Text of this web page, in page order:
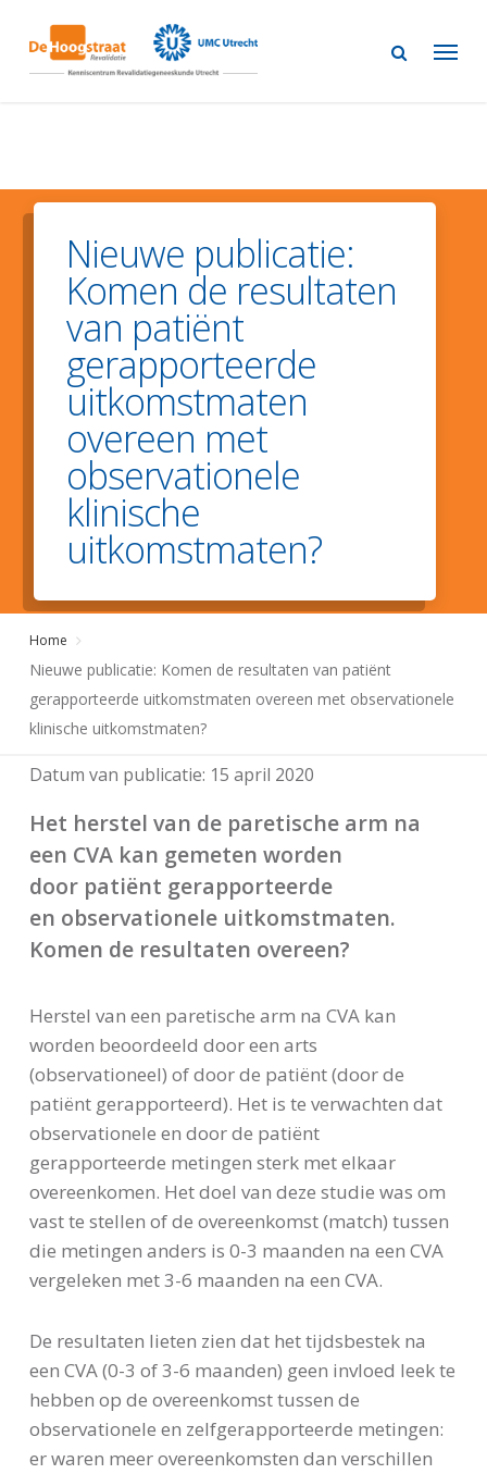
main
Nieuwe publicatie:
Komen de resultaten
van patiënt
gerapporteerde
uitkomstmaten
overeen met
observationele
klinische
uitkomstmaten?
Home
Nieuwe publicatie: Komen de resultaten van patiënt
gerapporteerde uitkomstmaten overeen met observationele
klinische uitkomstmaten?
Datum van publicatie: 15 april 2020
Het herstel van de paretische arm na
een CVA kan gemeten worden
door patiënt gerapporteerde
en observationele uitkomstmaten.
Komen de resultaten overeen?
Herstel van een paretische arm na CVA kan
worden beoordeeld door een arts
(observationeel) of door de patiënt (door de
patiënt gerapporteerd). Het is te verwachten dat
observationele en door de patiënt
gerapporteerde metingen sterk met elkaar
overeenkomen. Het doel van deze studie was om
vast te stellen of de overeenkomst (match) tussen
die metingen anders is 0-3 maanden na een CVA
vergeleken met 3-6 maanden na een CVA.
De resultaten lieten zien dat het tijdsbestek na
een CVA (0-3 of 3-6 maanden) geen invloed leek te
hebben op de overeenkomst tussen de
observationele en zelfgerapporteerde metingen:
er waren meer overeenkomsten dan verschillen